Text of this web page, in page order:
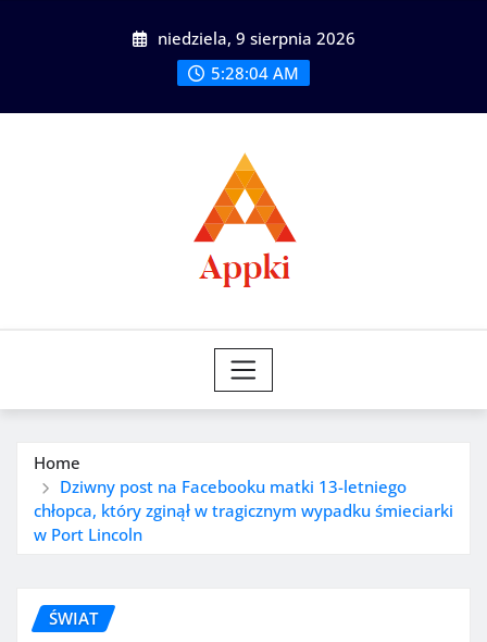
niedziela, 9 sierpnia 2026
5:28:06 AM
Home
Dziwny post na Facebooku matki 13-letniego
chłopca, który zginął w tragicznym wypadku śmieciarki
w Port Lincoln
ŚWIAT